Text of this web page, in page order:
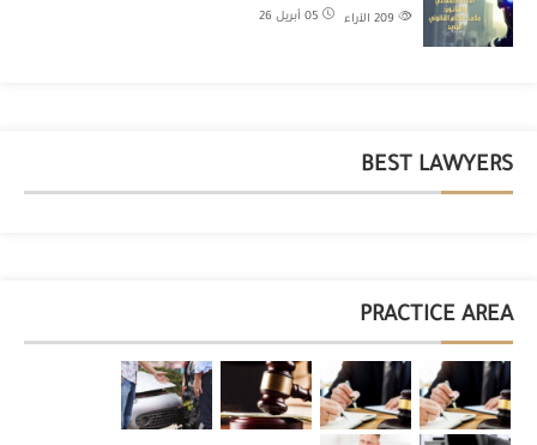
05 أبريل 26 الآراء
BEST LAWYERS
PRACTICE AREA